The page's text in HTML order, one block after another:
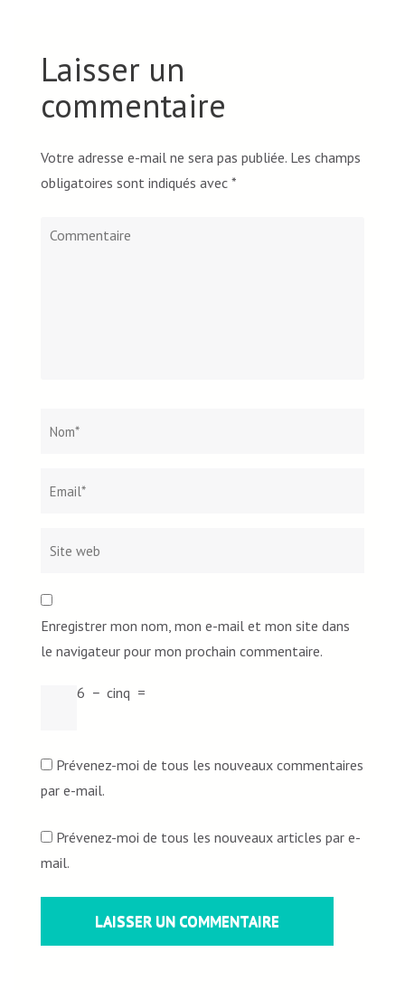
Laisser un
commentaire
Votre adresse e-mail ne sera pas publiée. Les champs
obligatoires sont indiqués avec *
Commentaire
Enregistrer mon nom, mon e-mail et mon site dans
le navigateur pour mon prochain commentaire.
6 − cinq =
Prévenez-moi de tous les nouveaux commentaires
par e-mail.
Prévenez-moi de tous les nouveaux articles par e-
mail.